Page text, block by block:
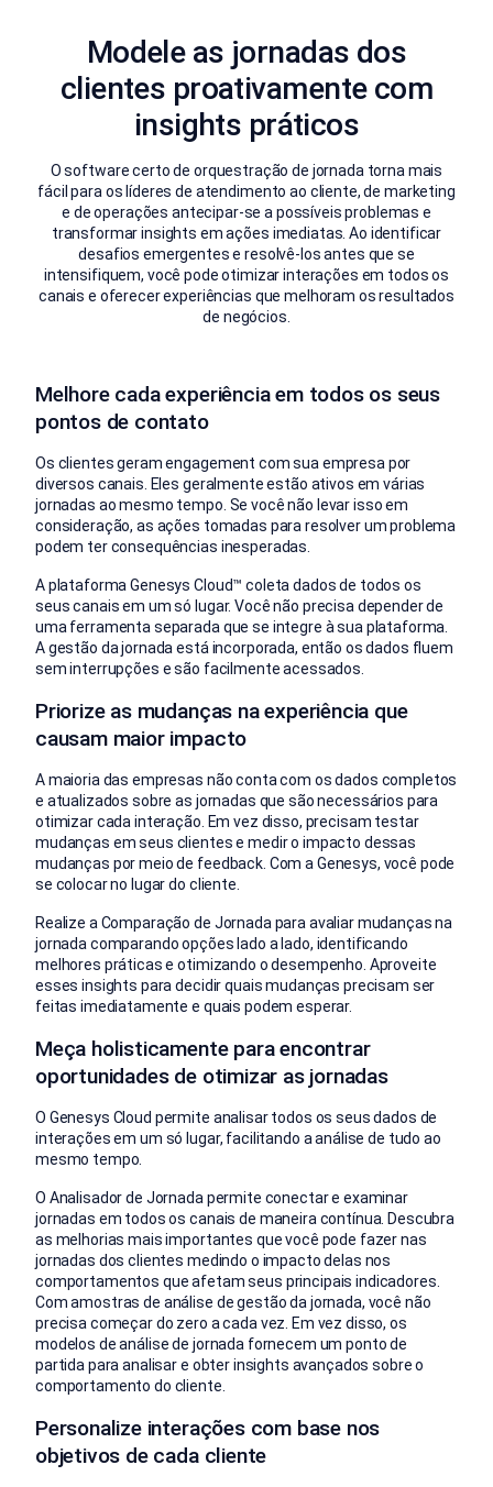
Modele as jornadas dos
clientes proativamente com
insights práticos
O software certo de orquestração de jornada torna mais
fácil para os líderes de atendimento ao cliente, de marketing
e de operações antecipar-se a possíveis problemas e
transformar insights em ações imediatas. Ao identificar
desafios emergentes e resolvê-los antes que se
intensifiquem, você pode otimizar interações em todos os
canais e oferecer experiências que melhoram os resultados
de negócios.
Melhore cada experiência em todos os seus
pontos de contato
Os clientes geram engagement com sua empresa por
diversos canais. Eles geralmente estão ativos em várias
jornadas ao mesmo tempo. Se você não levar isso em
consideração, as ações tomadas para resolver um problema
podem ter consequências inesperadas.
A plataforma Genesys Cloud™ coleta dados de todos os
seus canais em um só lugar. Você não precisa depender de
uma ferramenta separada que se integre à sua plataforma.
A gestão da jornada está incorporada, então os dados fluem
sem interrupções e são facilmente acessados.
Priorize as mudanças na experiência que
causam maior impacto
A maioria das empresas não conta com os dados completos
e atualizados sobre as jornadas que são necessários para
otimizar cada interação. Em vez disso, precisam testar
mudanças em seus clientes e medir o impacto dessas
mudanças por meio de feedback. Com a Genesys, você pode
se colocar no lugar do cliente.
Realize a Comparação de Jornada para avaliar mudanças na
jornada comparando opções lado a lado, identificando
melhores práticas e otimizando o desempenho. Aproveite
esses insights para decidir quais mudanças precisam ser
feitas imediatamente e quais podem esperar.
Meça holisticamente para encontrar
oportunidades de otimizar as jornadas
O Genesys Cloud permite analisar todos os seus dados de
interações em um só lugar, facilitando a análise de tudo ao
mesmo tempo.
O Analisador de Jornada permite conectar e examinar
jornadas em todos os canais de maneira contínua. Descubra
as melhorias mais importantes que você pode fazer nas
jornadas dos clientes medindo o impacto delas nos
comportamentos que afetam seus principais indicadores.
Com amostras de análise de gestão da jornada, você não
precisa começar do zero a cada vez. Em vez disso, os
modelos de análise de jornada fornecem um ponto de
partida para analisar e obter insights avançados sobre o
comportamento do cliente.
Personalize interações com base nos
objetivos de cada cliente